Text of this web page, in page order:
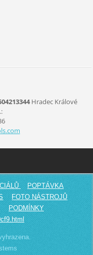
Hradec Králové
POPTÁVKA
FOTO NÁSTROJŮ
PODMÍNKY